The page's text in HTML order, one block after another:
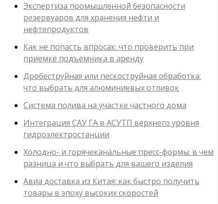
Экспертиза промышленной безопасности
резервуаров для хранения нефти и
нефтепродуктов
Как не попасть впросак: что проверить при
приемке подъемника в аренду
Дробеструйная или пескоструйная обработка:
что выбрать для алюминиевых отливок
Система полива на участке частного дома
Интеграция САУ ГА в АСУТП верхнего уровня
гидроэлектростанции
Холодно- и горячеканальные пресс-формы: в чем
разница и что выбрать для вашего изделия
Авиа доставка из Китая: как быстро получить
товары в эпоху высоких скоростей